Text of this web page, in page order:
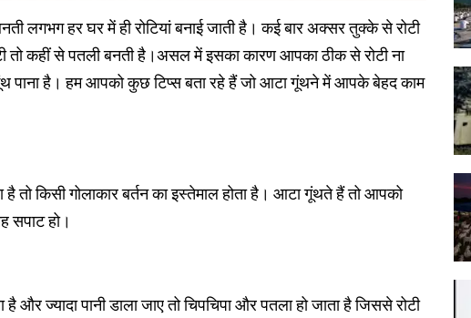
लगभग हर घर में ही रोटियां बनाई जाती है। कई बार अक्सर तुक्के से रोटी
तो कहीं से पतली बनती है।असल में इसका कारण आपका ठीक से रोटी ना
पाना है। हम आपको कुछ टिप्स बता रहे हैं जो आटा गूंथने में आपके बेहद काम
तो किसी गोलाकार बर्तन का इस्तेमाल होता है। आटा गूंथते हैं तो आपको
सपाट हो।
और ज्यादा पानी डाला जाए तो चिपचिपा और पतला हो जाता है जिससे रोटी